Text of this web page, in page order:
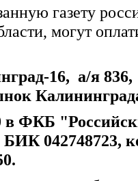
газету
могут
16, а/я 836,
в ФКБ
042748723,